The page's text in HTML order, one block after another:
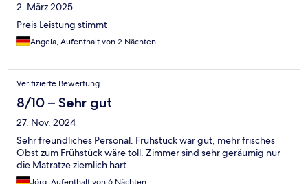
2. März 2025
Preis Leistung stimmt
Angela, Aufenthalt von 2 Nächten
Verifizierte Bewertung
8/10 – Sehr gut
27. Nov. 2024
Sehr freundliches Personal. Frühstück war gut, mehr frisches
Obst zum Frühstück wäre toll. Zimmer sind sehr geräumig nur
die Matratze ziemlich hart.